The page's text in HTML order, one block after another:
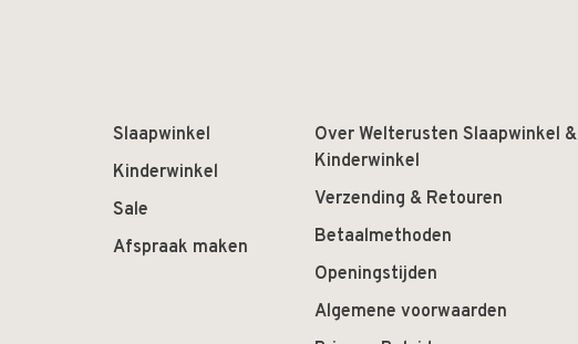
Slaapwinkel
Kinderwinkel
Sale
Afspraak maken
Over Welterusten Slaapwinkel &
Kinderwinkel
Verzending & Retouren
Betaalmethoden
Openingstijden
Algemene voorwaarden